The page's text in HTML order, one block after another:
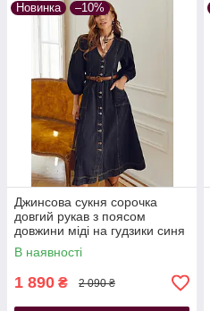
Новинка –10%
Джинсова сукня сорочка
довгий рукав з поясом
довжини міді на гудзики синя
В наявності
1 890 ₴ 2 090 ₴